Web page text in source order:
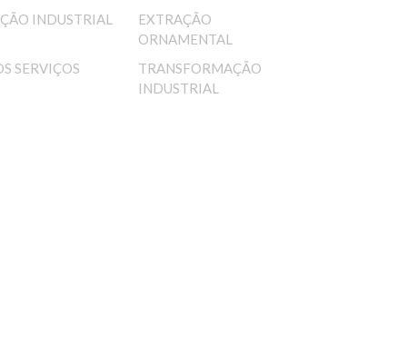
INDUSTRIAL
EXTRAÇÃO
ORNAMENTAL
SERVIÇOS
TRANSFORMAÇÃO
INDUSTRIAL